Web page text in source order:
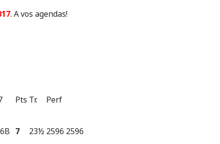
. A vos agendas!
Pts Tr. Perf
7 23½ 2596 2596